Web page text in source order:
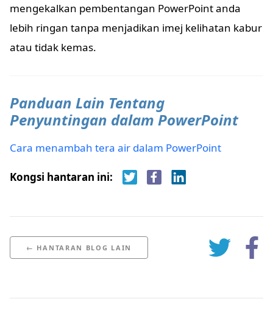
mengekalkan pembentangan PowerPoint anda
lebih ringan tanpa menjadikan imej kelihatan kabur
atau tidak kemas.
Panduan Lain Tentang
Penyuntingan dalam PowerPoint
Cara menambah tera air dalam PowerPoint
Kongsi hantaran ini:
← HANTARAN BLOG LAIN